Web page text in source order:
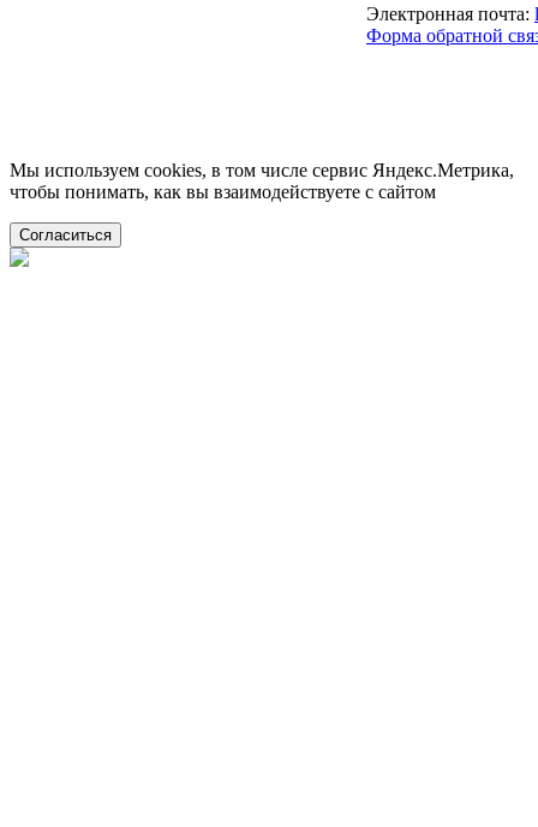
Электронная почта:
Форма обратной
Мы используем cookies, в том числе сервис Яндекс.Метрика,
чтобы понимать, как вы взаимодействуете с сайтом
Согласиться